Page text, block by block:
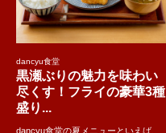
dancyu食堂
黒瀬ぶりの魅力を味わい
尽くす！フライの豪華3種
盛り...
dancyu食堂の夏メニューといえば、